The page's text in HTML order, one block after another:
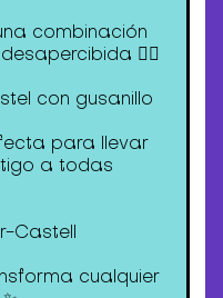
combinación
❤️‍🔥
con gusanillo
para llevar
a todas
Castell
cualquier